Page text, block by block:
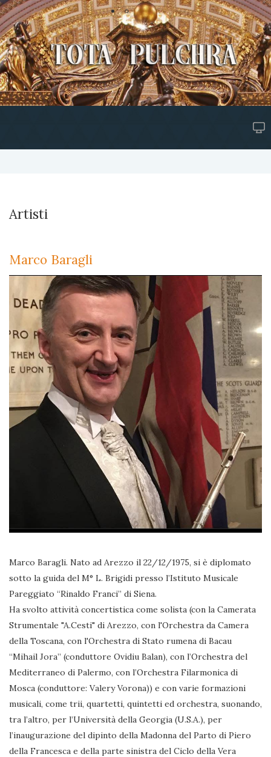
Artisti
Marco Baragli
Marco Baragli. Nato ad Arezzo il 22/12/1975, si è diplomato
sotto la guida del M° L. Brigidi presso l’Istituto Musicale
Pareggiato “Rinaldo Franci” di Siena.
Ha svolto attività concertistica come solista (con la Camerata
Strumentale "A.Cesti" di Arezzo, con l'Orchestra da Camera
della Toscana, con l'Orchestra di Stato rumena di Bacau
“Mihail Jora” (conduttore Ovidiu Balan), con l’Orchestra del
Mediterraneo di Palermo, con l’Orchestra Filarmonica di
Mosca (conduttore: Valery Vorona)) e con varie formazioni
musicali, come trii, quartetti, quintetti ed orchestra, suonando,
tra l’altro, per l’Università della Georgia (U.S.A.), per
l’inaugurazione del dipinto della Madonna del Parto di Piero
della Francesca e della parte sinistra del Ciclo della Vera